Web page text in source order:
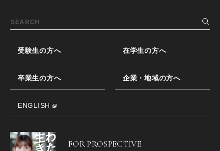
受験生の方へ 在学生の方へ
卒業生の方へ 企業・地域の方へ
ENGLISH
FOR PROSPECTIVE